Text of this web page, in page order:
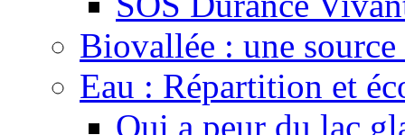
Biovallée : une
Eau : Répartition et
Qui a peur du lac